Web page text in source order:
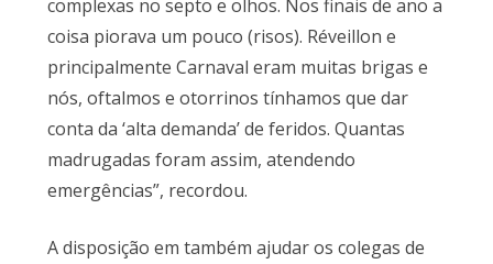
complexas no septo e olhos. Nos finais de ano a
coisa piorava um pouco (risos). Réveillon e
principalmente Carnaval eram muitas brigas e
nós, oftalmos e otorrinos tínhamos que dar
conta da ‘alta demanda’ de feridos. Quantas
madrugadas foram assim, atendendo
emergências”, recordou.
A disposição em também ajudar os colegas de